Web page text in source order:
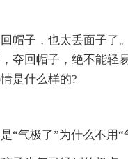
子，也太丢面子了
夺回帽子，绝不能轻
是什么样的?
气极了”为什么不用“